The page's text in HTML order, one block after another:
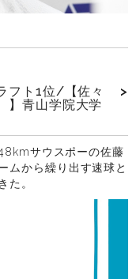
フト1位/【佐々
】青山学院大学
>
サウスポーの佐藤
ムから繰り出す速球と
た。